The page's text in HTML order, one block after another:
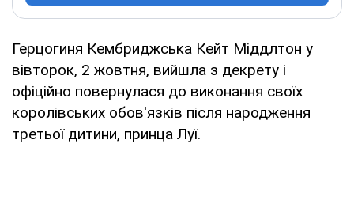
Герцогиня Кембриджська Кейт Міддлтон у
вівторок, 2 жовтня, вийшла з декрету і
офіційно повернулася до виконання своїх
королівських обов'язків після народження
третьої дитини, принца Луї.